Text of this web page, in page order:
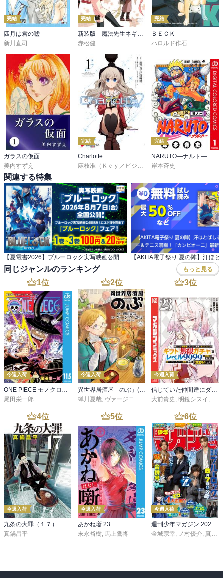
完結
四月は君の嘘
新川直司
完結
新装版 魔法先生ネギま！
赤松健
完結
ＢＥＣＫ
ハロルド作石
ガラスの仮面
美内すずえ
完結
Charlotte
完結
岸本斉史
関連する特集
同じジャンルのランキング もっと見る
1位
今週入荷
ONE PIECE モノクロ版 115
尾田栄一郎
2位
今週入荷
異世界居酒屋「のぶ」(22)
蝉川夏哉, ヴァージニア二等兵 ,転
3位
今週入荷
信じていた仲間達にダンジョン奥地で殺されかけたがギフト『無限ガチャ』でレベル９９９９の仲間達を手に入れて元パーティーメンバーと世界に復讐＆『ざまぁ！』します！（２３）
大前貴史 , 明鏡シスイ , ｔ
4位
今週入荷
九条の大罪（１７）
真鍋昌平
5位
今週入荷
あかね噺 23
末永裕樹, 馬上鷹将
6位
今週入荷
週刊少年マガジン 2026年36・37号[2026年8月5日発売]
金城宗幸, ノ村優介, 真島ヒロ